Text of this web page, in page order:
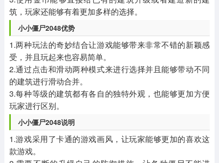
筑，玩家还能够有着更加多样的选择。
小小僵尸2048优势
1.两种玩法的奇妙结合让游戏能够带来非常不错的新颖感
受，并且玩起来也容易简单。
2.通过点击和滑动两种模式来进行选择并且能够带动不同
的建筑进行滑动合并。
3.每种等级的建筑都有各自的独特外观，也能够更加方便
玩家进行区别。
小小僵尸2048说明
1.游戏采用了卡通的游戏画风，让玩家能够更加的喜欢这
款游戏。